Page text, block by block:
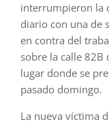
interrumpieron la
diario con una de
en contra del
sobre la calle 82B
lugar donde se
pasado domingo.
La nueva víctima